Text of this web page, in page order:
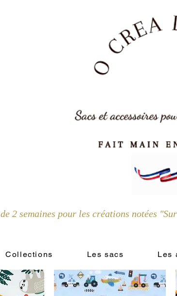
2 semaines pour les créations notées
Collections Les sacs Les